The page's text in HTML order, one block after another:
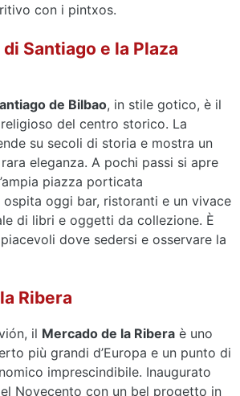
con i pintxos.
Santiago e la Plaza
de Bilbao, in stile gotico, è il
del centro storico. La
su secoli di storia e mostra un
eleganza. A pochi passi si apre
piazza porticata
ospita oggi bar, ristoranti e un vivace
di libri e oggetti da collezione. È
dove sedersi e osservare la
Ribera
il Mercado de la Ribera è uno
più grandi d’Europa e un punto di
imprescindibile. Inaugurato
Novecento con un bel progetto in